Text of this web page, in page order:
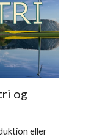
og
eller